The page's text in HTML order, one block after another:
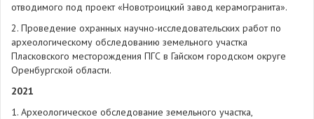
отводимого под проект «Новотроицкий завод керамогранита».
2. Проведение охранных научно-исследовательских работ по
археологическому обследованию земельного участка
Пласковского месторождения ПГС в Гайском городском округе
Оренбургской области.
2021
1. Археологическое обследование земельного участка,